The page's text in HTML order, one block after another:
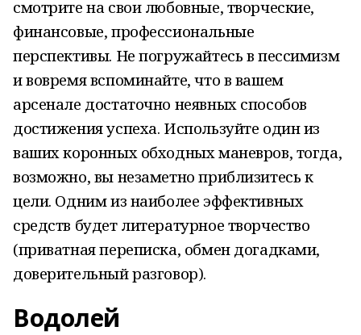
смотрите на свои любовные, творческие,
финансовые, профессиональные
перспективы. Не погружайтесь в пессимизм
и вовремя вспоминайте, что в вашем
арсенале достаточно неявных способов
достижения успеха. Используйте один из
ваших коронных обходных маневров, тогда,
возможно, вы незаметно приблизитесь к
цели. Одним из наиболее эффективных
средств будет литературное творчество
(приватная переписка, обмен догадками,
доверительный разговор).
Водолей